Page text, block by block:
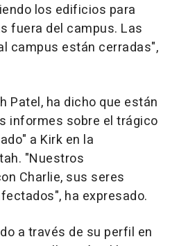
los edificios para
fuera del campus. Las
campus están cerradas",
Patel, ha dicho que están
informes sobre el trágico
a Kirk en la
"Nuestros
Charlie, sus seres
ha expresado.
a través de su perfil en